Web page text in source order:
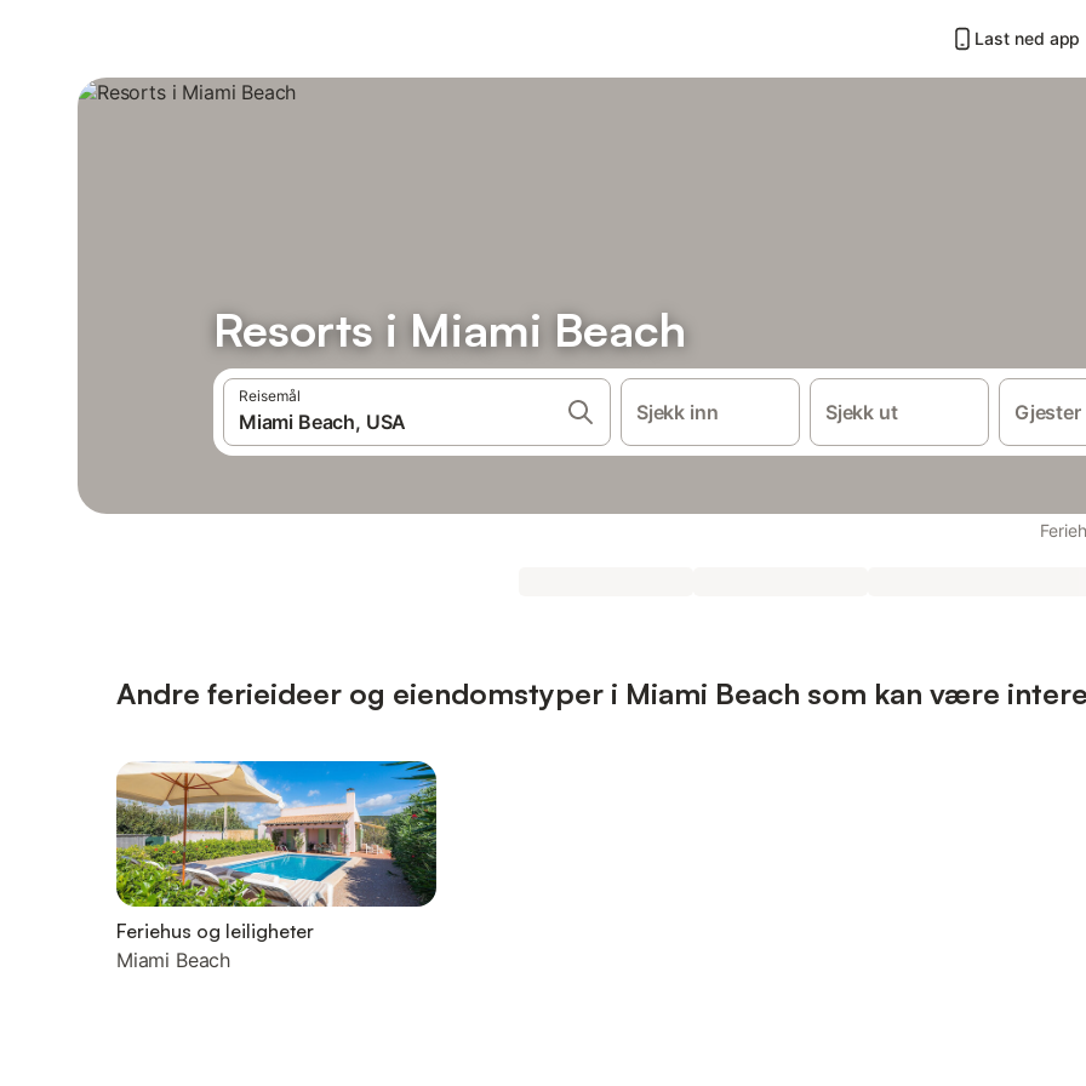
Last ned app
Resorts i Miami Beach
Reisemål
Sjekk inn Sjekk ut Gjester
Andre ferieideer og eiendomstyper i Miami Beach som kan være
Feriehus og leiligheter
Miami Beach